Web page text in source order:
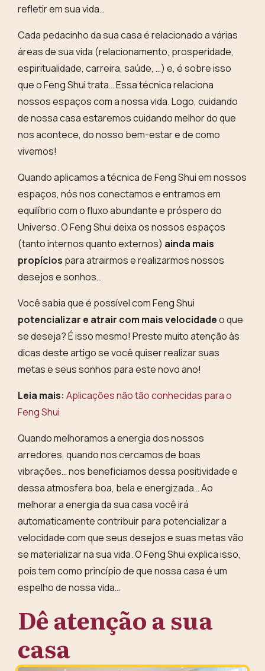
refletir em sua vida…
Cada pedacinho da sua casa é relacionado a várias
áreas de sua vida (relacionamento, prosperidade,
espiritualidade, carreira, saúde, …) e, é sobre isso
que o Feng Shui trata… Essa técnica relaciona
nossos espaços com a nossa vida. Logo, cuidando
de nossa casa estaremos cuidando melhor do que
nos acontece, do nosso bem-estar e de como
vivemos!
Quando aplicamos a técnica de Feng Shui em nossos
espaços, nós nosconectamos e entramos em
equilíbrio com o fluxo abundante e próspero do
Universo. O Feng Shui deixa os nossos espaços
(tanto internos quanto externos) ainda mais
propícios para atrairmos e realizarmos nossos
desejos e sonhos…
Você sabia que é possível com Feng Shui
potencializar e atrair com mais velocidadeo que
se deseja? É isso mesmo! Preste muito atenção às
dicas deste artigo se você quiser realizar suas
metas e seus sonhos para este novo ano!
Leia mais: Aplicações não tão conhecidas para o
Feng Shui
Quando melhoramos a energia dos nossos
arredores, quando nos cercamos de boas
vibrações… nos beneficiamos dessa positividade e
dessa atmosfera boa, bela e energizada… Ao
melhorar a energia da sua casa você irá
automaticamente contribuir para potencializar a
velocidade com que seus desejos e suas metas vão
se materializar na sua vida. O Feng Shui explica isso,
pois tem como princípio de que nossa casa é um
espelho de nossa vida…
Dê atenção a sua
casa